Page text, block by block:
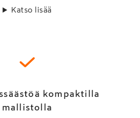
Katso lisää
kompaktilla
mallistolla